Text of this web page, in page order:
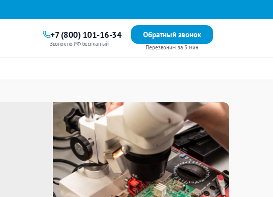
+7 (800) 101-16-34
Звонок по РФ бесплатный
Обратный звонок
Перезвоним за 5 мин